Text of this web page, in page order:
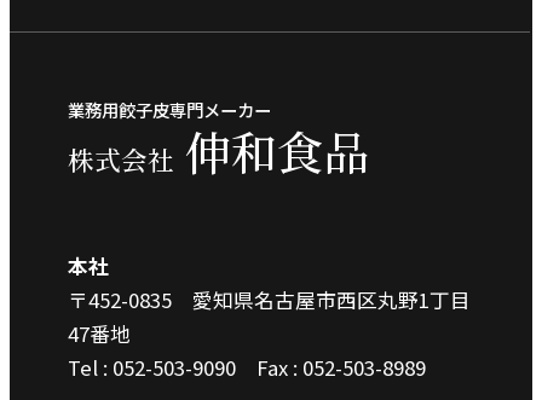
業務用餃子皮専門メーカー
株式会社 伸和食品
本社
〒452-0835 愛知県名古屋市西区丸野1丁目
47番地
Tel : 052-503-9090Fax : 052-503-8989